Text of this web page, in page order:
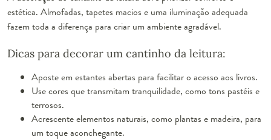
estética. Almofadas, tapetes macios e uma iluminação adequada
fazem toda a diferença para criar um ambiente agradável.
Dicas para decorar um cantinho da leitura:
Aposte em estantes abertas para facilitar o acesso aos livros.
Use cores que transmitam tranquilidade, como tons pastéis e
terrosos.
Acrescente elementos naturais, como plantas e madeira, para
um toque aconchegante.